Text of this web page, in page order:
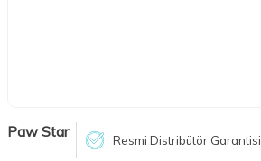
Paw Star Resmi Distribütör Garantisi